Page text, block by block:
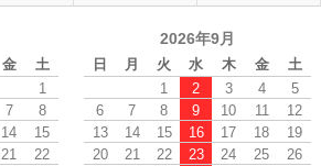
金
土
1
7
8
14
15
21
22
2026年9月
日 月 火 水 木 金
土
1
2 3 4
5
6
7 8 9 10 11
12
13
14 15 16 17 18
19
20
21 22 23 24 25
26